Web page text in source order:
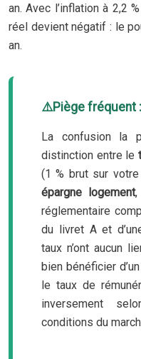
an. Avec l’inflation à 2,2
réel devient négatif : le
an.
Piège fréquent
La confusion la
distinction entre le
(1 % brut sur
épargne logement,
réglementaire
du livret A et
taux n’ont aucun
bien bénéficier
le taux de
inversement
conditions du